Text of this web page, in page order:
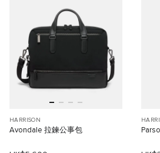
HARRISON
Avondale 拉鍊公事包